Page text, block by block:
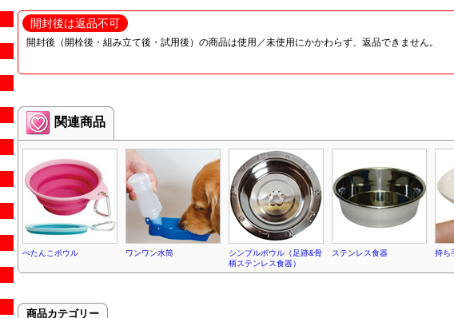
開封後は返品不可
開封後（開栓後・組み立て後・試用後）の商品は使用／未使用にかかわらず、返品できません。
関連商品
ぺたんこボウル ワンワン水筒
シンプルボウル（足跡&骨
柄ステンレス食器）
ステンレス食器 持ち
商品カテゴリー